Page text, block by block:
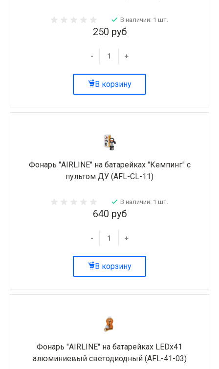
В наличии: 1 шт.
250 руб
- +
В корзину
Фонарь "AIRLINE" на батарейках "Кемпинг" с
пультом ДУ (AFL-СL-11)
В наличии: 1 шт.
640 руб
- +
В корзину
Фонарь "AIRLINE" на батарейках LEDx41
алюминиевый светодиодный (AFL-41-03)